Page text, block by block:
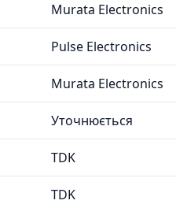
Murata Electronics
Pulse Electronics
Murata Electronics
Уточнюється
TDK
TDK